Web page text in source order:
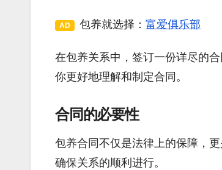
AD 包养就选择： 富爱俱乐部
在包养关系中，签订一份详尽的
你更好地理解和制定合同。
合同的必要性
包养合同不仅是法律上的保障，
确保关系的顺利进行。